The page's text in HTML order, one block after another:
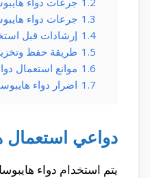
1.3 جرعات دواء
1.4 إرشادات قبل
1.5 طريقة حفظ
1.6 موانع استعمال
1.7 اضرار دواء
دواعي استعمال
يتم استخدام دواء